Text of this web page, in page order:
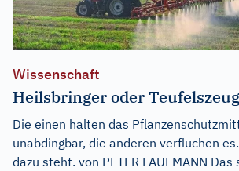
Wissenschaft
Heilsbringer oder
Die einen halten das
unabdingbar, die anderen verfluchen
dazu steht. von PETER LAUFMANN